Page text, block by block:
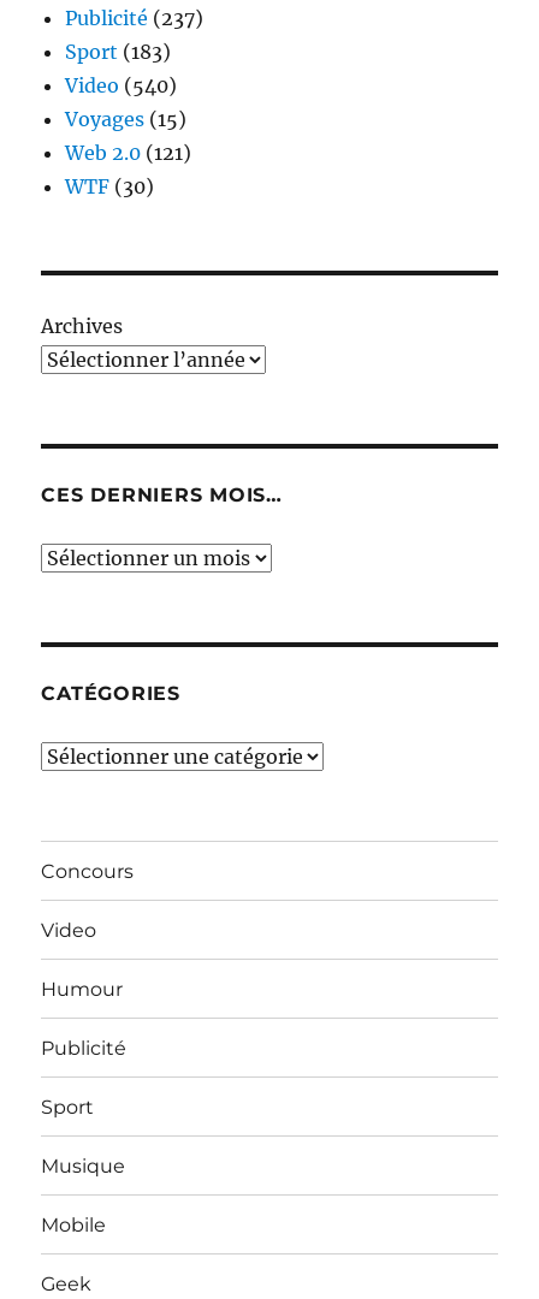
Publicité (237)
Sport (183)
Video (540)
Voyages (15)
Web 2.0 (121)
WTF (30)
Archives
CES DERNIERS MOIS…
Ces
CATÉGORIES
Catégories
Concours
Video
Humour
Publicité
Sport
Musique
Mobile
Geek